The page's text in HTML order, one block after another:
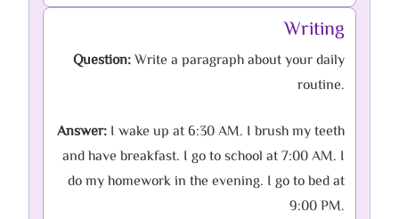
Writing
Question:Write a paragraph about your daily
routine.
Answer: I wake up at 6:30 AM. I brush my teeth
and have breakfast. I go to school at 7:00 AM. I
do my homework in the evening. I go to bed at
9:00 PM.